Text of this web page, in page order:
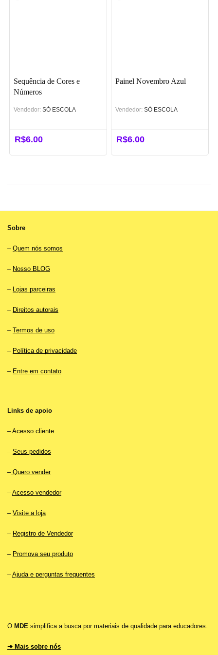
Sequência de Cores e
Números
Vendedor: SÓ ESCOLA
R$6.00
Painel Novembro Azul
Vendedor: SÓ ESCOLA
R$6.00
Sobre
– Quem nós somos
– Nosso BLOG
– Lojas parceiras
– Direitos autorais
– Termos de uso
– Política de privacidade
– Entre em contato
Links de apoio
–Acesso cliente
– Seus pedidos
–Quero vender
–Acesso vendedor
– Visite a loja
– Registro de Vendedor
– Promova seu produto
–Ajuda e perguntas frequentes
O MDE simplifica a busca por materiais de qualidade para educadores.
➔ Mais sobre nós